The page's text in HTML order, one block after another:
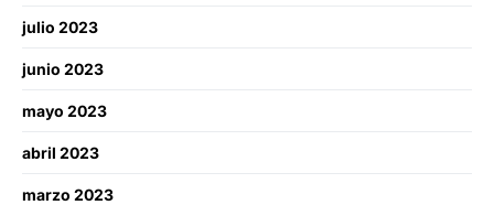
julio 2023
junio 2023
mayo 2023
abril 2023
marzo 2023